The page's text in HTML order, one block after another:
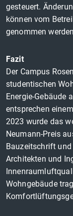
gesteuert.
können vom
genommen
Fazit
Der Campus
studentischen
Energie-Gebäude
entsprechen
2023 wurde das
Neumann-Preis
Bauzeitschrift und
Architekten und
Wohngebäude